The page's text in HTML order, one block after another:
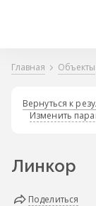
Главная Объекты
Вернуться к
Изменить
Линкор
Поделиться